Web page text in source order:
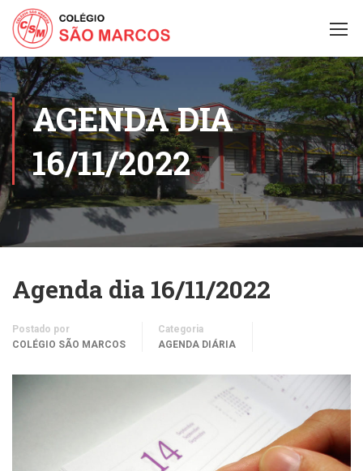
AGENDA DIA
16/11/2022
Agenda dia 16/11/2022
Postado por
COLÉGIO SÃO MARCOS
Categoria
AGENDA DIÁRIA